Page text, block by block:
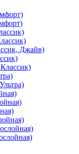
Джайв)